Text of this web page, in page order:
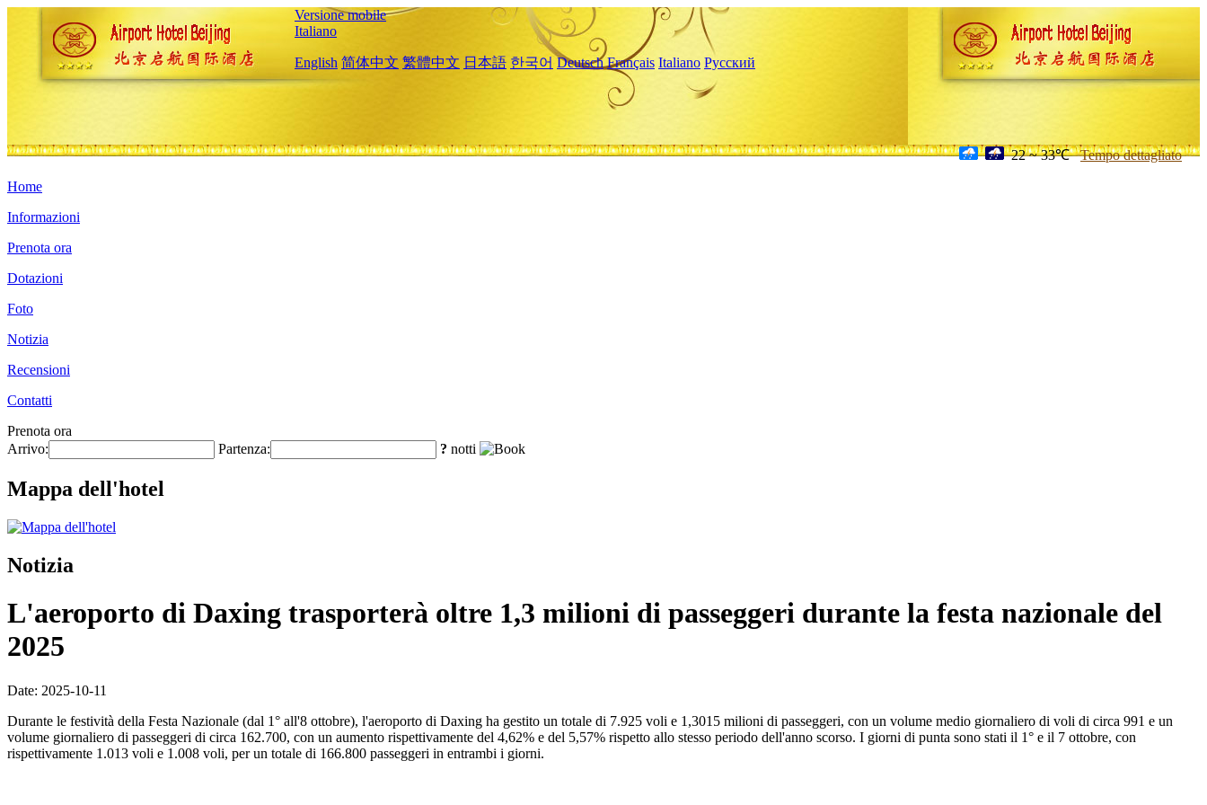
Versione mobile
Italiano
English 简体中文 繁體中文 日本語 한국어 Deutsch Français Italiano Русский
22 ~ 33℃ Tempo dettagliato
Home
Informazioni
Prenota ora
Dotazioni
Foto
Notizia
Recensioni
Contatti
Prenota ora
Arrivo:
Partenza: ? notti
Mappa dell'hotel
Notizia
L'aeroporto di Daxing trasporterà oltre 1,3 milioni di passeggeri durante la festa nazionale del
2025
Date: 2025-10-11
Durante le festività della Festa Nazionale (dal 1° all'8 ottobre), l'aeroporto di Daxing ha gestito un totale di 7.925 voli e 1,3015 milioni di passeggeri, con un volume medio giornaliero di voli di circa 991 e un
volume giornaliero di passeggeri di circa 162.700, con un aumento rispettivamente del 4,62% e del 5,57% rispetto allo stesso periodo dell'anno scorso. I giorni di punta sono stati il 1° e il 7 ottobre, con
rispettivamente 1.013 voli e 1.008 voli, per un totale di 166.800 passeggeri in entrambi i giorni.